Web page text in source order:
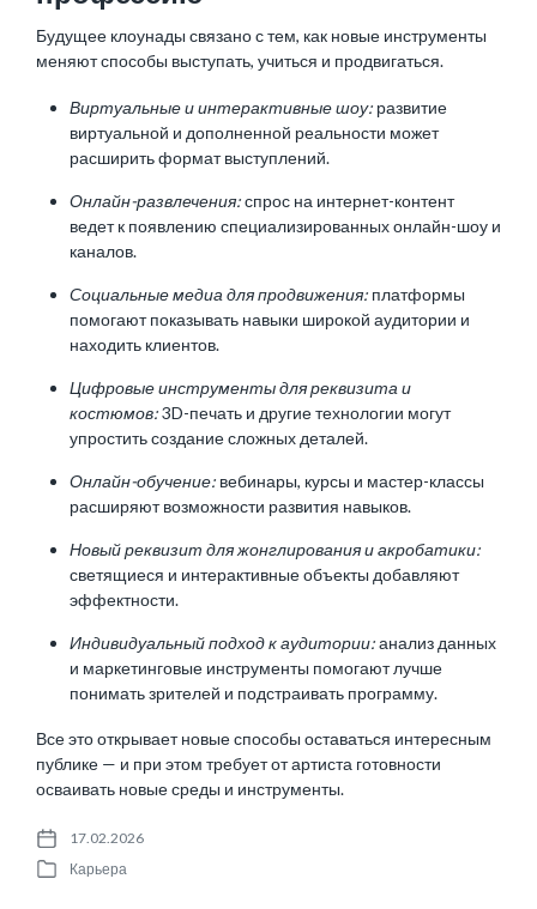
Будущее клоунады связано с тем, как новые инструменты
меняют способы выступать, учиться и продвигаться.
Виртуальные и интерактивные шоу: развитие
виртуальной и дополненной реальности может
расширить формат выступлений.
Онлайн-развлечения:спрос на интернет-контент
ведет к появлению специализированных онлайн-шоу и
каналов.
Социальные медиа для продвижения: платформы
помогают показывать навыки широкой аудитории и
находить клиентов.
Цифровые инструменты для реквизита и
костюмов:3D-печать и другие технологии могут
упростить создание сложных деталей.
Онлайн-обучение: вебинары, курсы и мастер-классы
расширяют возможности развития навыков.
Новый реквизит для жонглирования и акробатики:
светящиеся и интерактивные объекты добавляют
эффектности.
Индивидуальный подход к аудитории:анализ данных
и маркетинговые инструменты помогают лучше
понимать зрителей и подстраивать программу.
Все это открывает новые способы оставаться интересным
публике — и при этом требует от артиста готовности
осваивать новые среды и инструменты.
P
17.02.2026
P
Карьера